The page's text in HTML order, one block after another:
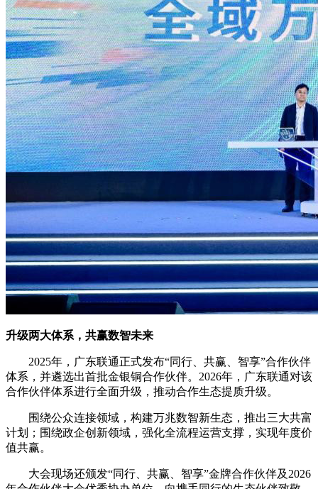
升级两大体系，共赢数智未来
2025年，广东联通正式发布“同行、共赢、智享”合作伙伴
体系，并遴选出首批金银铜合作伙伴。2026年，广东联通对该
合作伙伴体系进行全面升级，推动合作生态提质升级。
围绕公众连接领域，构建万兆数智新生态，推出三大共富
计划；围绕政企创新领域，强化全流程运营支撑，实现年度价
值共赢。
大会现场还颁发“同行、共赢、智享”金牌合作伙伴及2026